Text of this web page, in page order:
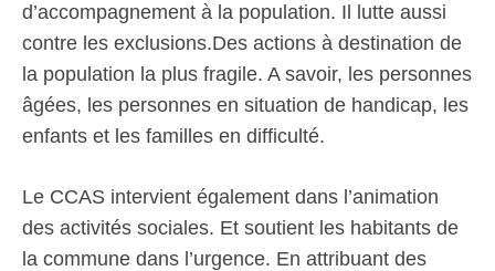
d’accompagnement à la population. Il lutte aussi
contre les exclusions.Des actions à destination de
la population la plus fragile. A savoir, les personnes
âgées, les personnes en situation de handicap, les
enfants et les familles en difficulté.
Le CCAS intervient également dans l’animation
des activités sociales. Et soutient les habitants de
la commune dans l’urgence. En attribuant des